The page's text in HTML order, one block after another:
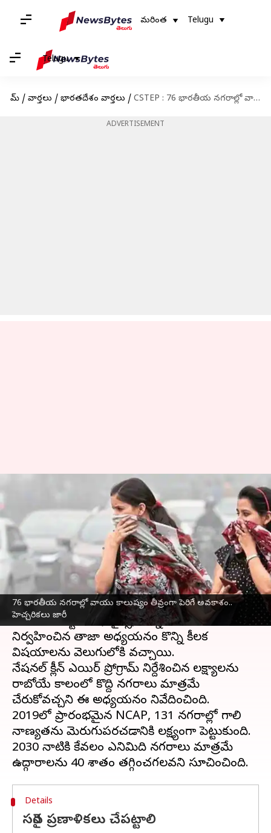
మరింత Telugu
Telugu
హోమ్ / వార్తలు / భారతదేశం వార్తలు / CSTEP : 76 భారతీయ నగరాల్లో వాయు కాలుష్యం తీవ్రంగా పెరిగే అవకాశం.. హెచ్చరికలు జారీ
ADVERTISEMENT
76 భారతీయ నగరాల్లో వాయు కాలుష్యం తీవ్రంగా పెరిగే అవకాశం..
హెచ్చరికలు జారీ
CSTEP : 76 భారతీయ నగరాల్లో
వాయు కాలుష్యం తీవ్రంగా పెరిగే
అవకాశం.. హెచ్చరికలు జారీ
వ్రాసిన వారు Jayachandra Akuri Aug 27, 2024 11:02 am
ఈ వార్తాకథనం ఏంటి
భారతదేశంలోని 76 నగరాల్లో వాయు కాలుష్యంపై
సెంటర్‌ ఫర్‌ స్టడీ ఆఫ్‌ సైన్స్‌, టెక్నాలజీ అండ్‌ పాలసీ
నిర్వహించిన తాజా అధ్యయనం కొన్ని కీలక
విషయాలను వెలుగులోకి వచ్చాయి.
నేషనల్‌ క్లీన్‌ ఎయిర్‌ ప్రోగ్రామ్‌ నిర్దేశించిన లక్ష్యాలను
రాబోయే కాలంలో కొద్ది నగరాలు మాత్రమే
చేరుకోవచ్చని ఈ అధ్యయనం నివేదించింది.
2019లో ప్రారంభమైన NCAP, 131 నగరాల్లో గాలి
నాణ్యతను మెరుగుపరచడానికి లక్ష్యంగా పెట్టుకుంది.
2030 నాటికి కేవలం ఎనిమిది నగరాలు మాత్రమే
Details
సరైన ప్రణాళికలు చేపట్టాలి